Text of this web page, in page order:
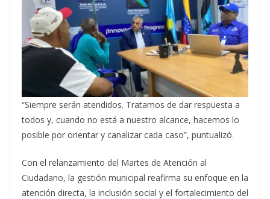
“Siempre serán atendidos. Tratamos de dar respuesta a
todos y, cuando no está a nuestro alcance, hacemos lo
posible por orientar y canalizar cada caso”, puntualizó.
Con el relanzamiento del Martes de Atención al
Ciudadano, la gestión municipal reafirma su enfoque en la
atención directa, la inclusión social y el fortalecimiento del